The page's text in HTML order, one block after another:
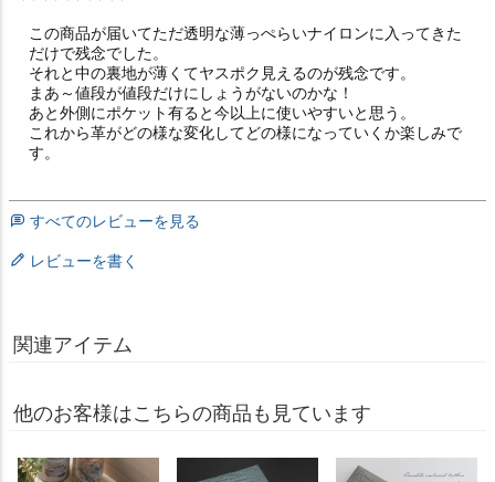
この商品が届いてただ透明な薄っぺらいナイロンに入ってきた
だけで残念でした。
それと中の裏地が薄くてヤスポク見えるのが残念です。
まあ～値段が値段だけにしょうがないのかな！
あと外側にポケット有ると今以上に使いやすいと思う。
これから革がどの様な変化してどの様になっていくか楽しみで
すべてのレビューを見る
レビューを書く
関連アイテム
他のお客様はこちらの商品も見ています